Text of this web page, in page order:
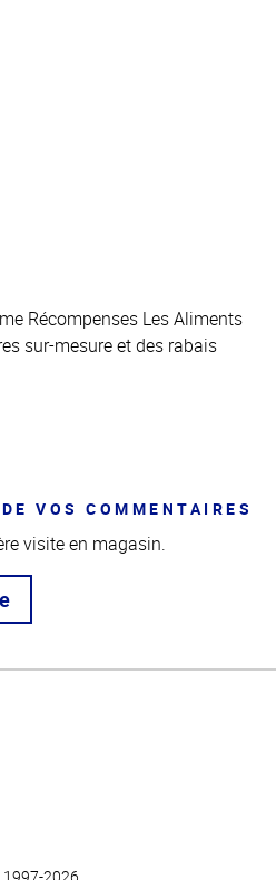
Récompenses Les Aliments
sur-mesure et des rabais
VOS COMMENTAIRES
visite en magasin.